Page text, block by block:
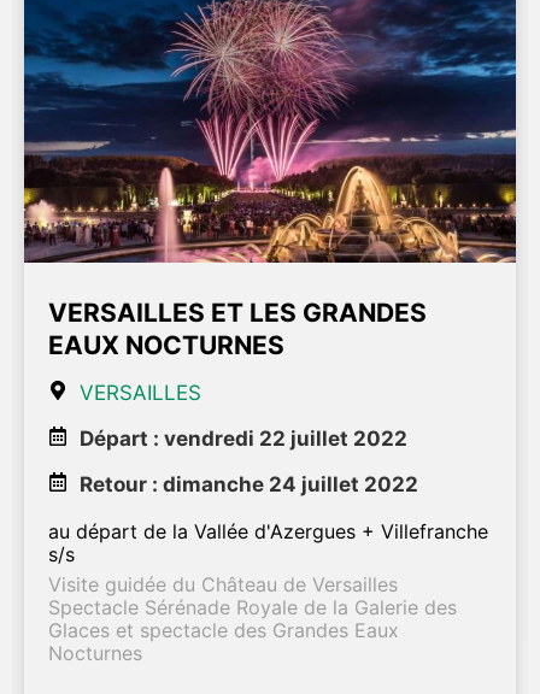
VERSAILLES ET LES GRANDES
EAUX NOCTURNES
VERSAILLES
Départ : vendredi 22 juillet 2022
Retour : dimanche 24 juillet 2022
au départ de la Vallée d'Azergues + Villefranche
s/s
Visite guidée du Château de Versailles
Spectacle Sérénade Royale de la Galerie des
Glaces et spectacle des Grandes Eaux
Nocturnes